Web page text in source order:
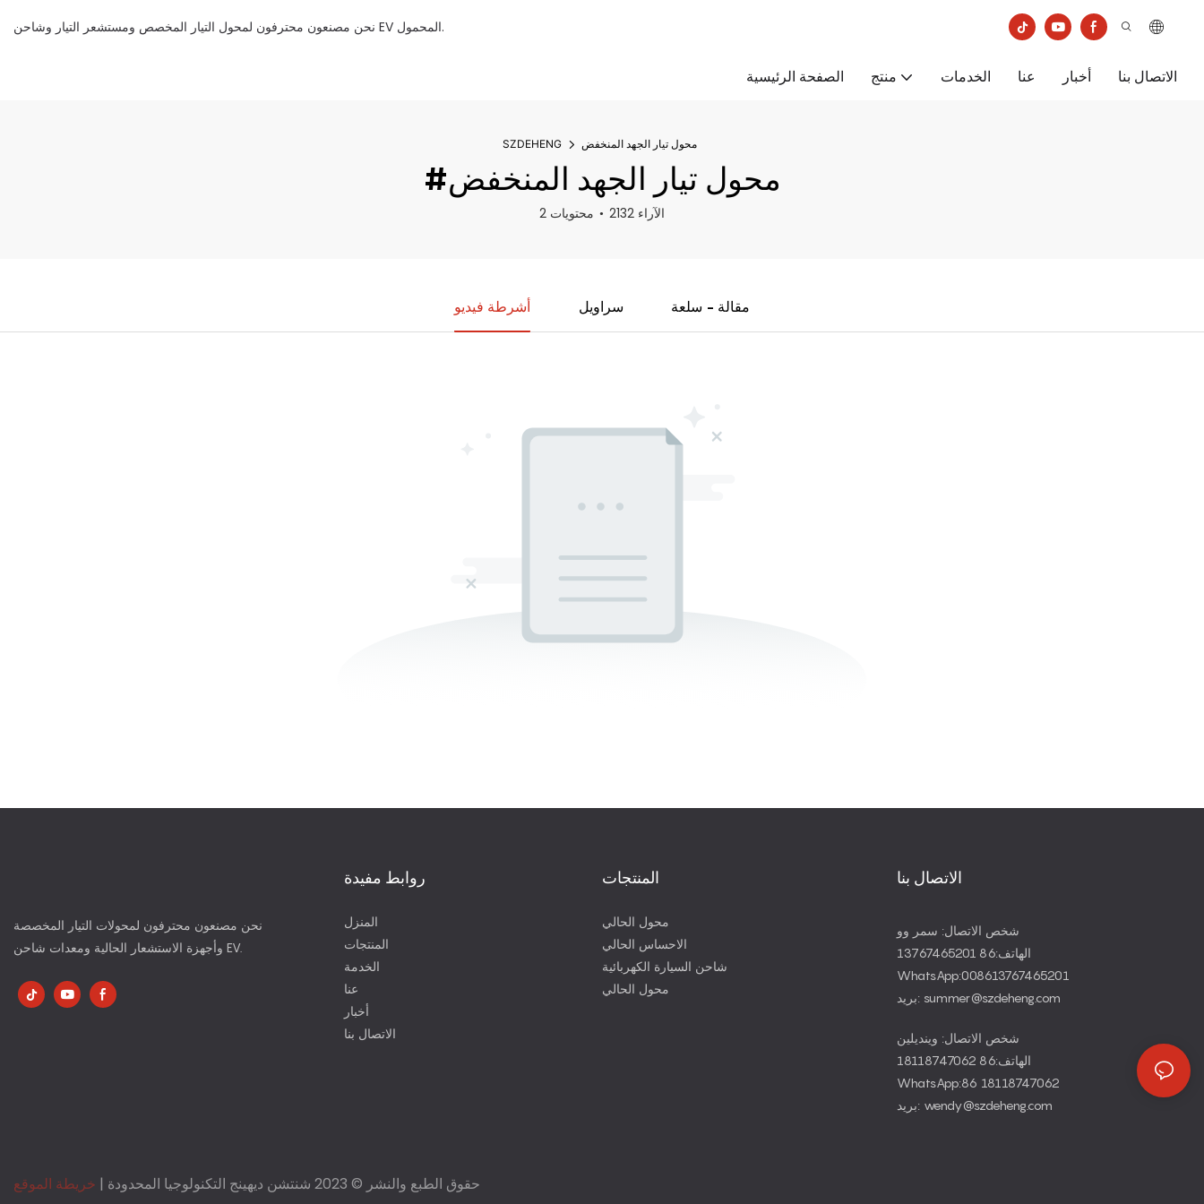
نحن مصنعون محترفون لمحول التيار المخصص ومستشعر التيار وشاحن EV المحمول.
الصفحة الرئيسية منتج الخدمات عنا أخبار الاتصال بنا
SZDEHENG محول تيار الجهد المنخفض
#محول تيار الجهد المنخفض
2 محتويات 2132 الآراء
أشرطة فيديو سراويل مقالة - سلعة
نحن مصنعون محترفون لمحولات التيار المخصصة
وأجهزة الاستشعار الحالية ومعدات شاحن EV.
روابط مفيدة
المنزل
المنتجات
الخدمة
عنا
أخبار
الاتصال بنا
محول الحالي
الاحساس الحالي
شاحن السيارة الكهربائية
محول الحالي
الاتصال بنا
شخص الاتصال: سمر وو
الهاتف:86 13767465201
WhatsApp:008613767465201
بريد: summer@szdeheng.com
شخص الاتصال: وينديلين
الهاتف:86 18118747062
WhatsApp:86 18118747062
بريد: wendy@szdeheng.com
حقوق الطبع والنشر © 2023 شنتشن ديهينج التكنولوجيا المحدودة | خريطة الموقع